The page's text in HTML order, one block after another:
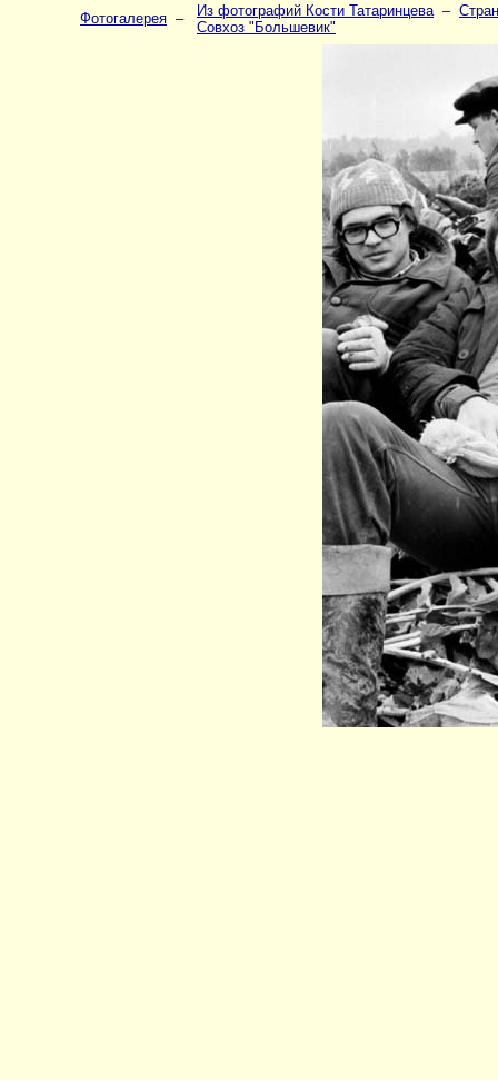
Фотогалерея – Из фотографий Кости Татаринцева–
Совхоз "Большевик"